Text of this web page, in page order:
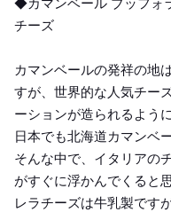
◆カマンベール ブッフ
チーズ
カマンベールの発祥の地
すが、世界的な人気チー
ーションが造られるよう
日本でも北海道カマンベ
そんな中で、イタリアの
がすぐに浮かんでくると
レラチーズは牛乳製です